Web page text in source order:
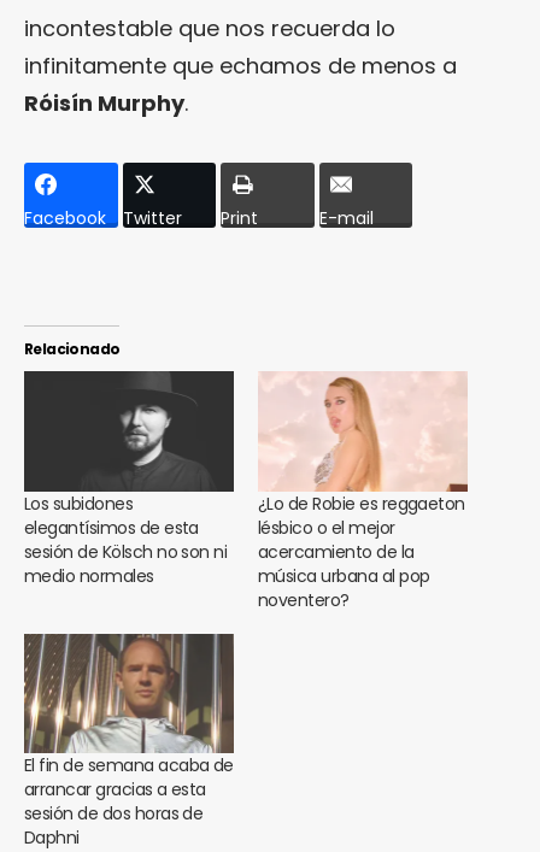
incontestable que nos recuerda lo
infinitamente que echamos de menos a
Róisín Murphy.
Facebook Twitter Print E-mail
Relacionado
Los subidones
elegantísimos de esta
sesión de Kölsch no son ni
medio normales
¿Lo de Robie es reggaeton
lésbico o el mejor
acercamiento de la
música urbana al pop
noventero?
El fin de semana acaba de
arrancar gracias a esta
sesión de dos horas de
Daphni